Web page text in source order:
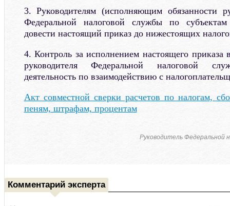
3. Руководителям (исполняющим обязанности
Федеральной налоговой службы по
довести настоящий приказ до нижестоящих
4. Контроль за исполнением настоящего приказа
руководителя Федеральной налоговой
деятельность по взаимодействию с
Акт совместной сверки расчетов по налогам,
пеням, штрафам, процентам
Руководитель
Комментарий эксперта